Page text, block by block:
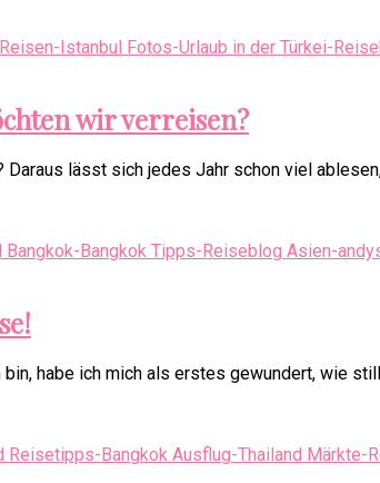
wir verreisen?
lässt sich jedes Jahr schon viel
habe ich mich als erstes gewundert, wie